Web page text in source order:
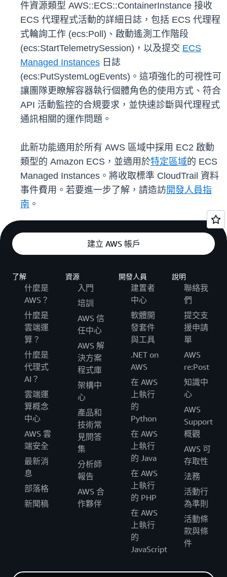
件資源類型 AWS::ECS::ContainerInstance 接收
ECS 代理程式活動的詳細日誌，包括 ECS 代理程
式輪詢工作 (ecs:Poll)、啟動遙測工作階段
(ecs:StartTelemetrySession)，以及提交 ECS
Managed Instances 日誌
(ecs:PutSystemLogEvents)。這項強化的可視性可
讓團隊更瞭解容器執行個體角色的使用方式、符合
API 活動監控的合規要求，並快速診斷與代理程式
通訊相關的運作問題。
此新功能適用於所有 AWS 區域中採用 EC2 啟動
類型的 Amazon ECS，並適用於特定區域的 ECS
Managed Instances。將收取標準 CloudTrail 資料
事件費用。若要進一步了解，請造訪 開發人員指
南 。
建立 AWS 帳戶
了解
什麼是
AWS？
什麼是
雲端運
算？
什麼是
代理式
AI？
雲端運
算概念
中心
AWS 雲
端安全
最新消
息
部落格
新聞稿
資源
入門
培訓
AWS 信
任中心
AWS 解
決方案
程式庫
架構中
心
產品和
技術常
見問答
集
分析師
報告
AWS 合
作夥伴
開發人員
建置者
中心
軟體開
發套件
與工具
.NET on
AWS
在 AWS
上執行
的
Python
在 AWS
上執行
的 Java
在 AWS
上執行
的 PHP
在 AWS
上執行
的
JavaScript
說明
聯絡我
們
提交支
援申請
單
AWS
re:Post
知識中
心
AWS
Support
概觀
AWS 可
存取性
法務
活動行
為準則
活動條
款與條
件